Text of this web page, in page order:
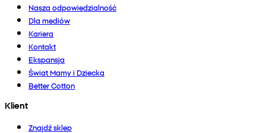
Nasza odpowiedzialność
Dla mediów
Kariera
Kontakt
Ekspansja
Świat Mamy i Dziecka
Better Cotton
Klient
Znajdź sklep